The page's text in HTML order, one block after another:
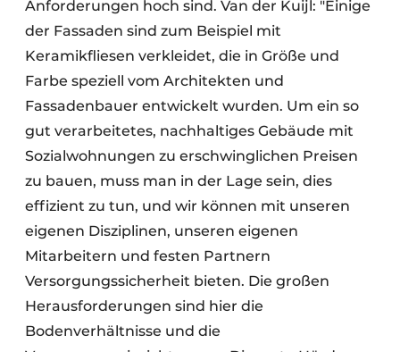
Anforderungen hoch sind. Van der Kuijl: "Einige
der Fassaden sind zum Beispiel mit
Keramikfliesen verkleidet, die in Größe und
Farbe speziell vom Architekten und
Fassadenbauer entwickelt wurden. Um ein so
gut verarbeitetes, nachhaltiges Gebäude mit
Sozialwohnungen zu erschwinglichen Preisen
zu bauen, muss man in der Lage sein, dies
effizient zu tun, und wir können mit unseren
eigenen Disziplinen, unseren eigenen
Mitarbeitern und festen Partnern
Versorgungssicherheit bieten. Die großen
Herausforderungen sind hier die
Bodenverhältnisse und die